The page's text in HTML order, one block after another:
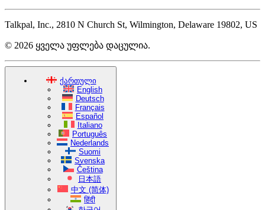
Talkpal, Inc., 2810 N Church St, Wilmington, Delaware 19802, US
© 2026 ყველა უფლება დაცულია.
ქართული
English
Deutsch
Français
Español
Italiano
Português
Nederlands
Suomi
Svenska
Čeština
日本語
中文 (简体)
हिंदी